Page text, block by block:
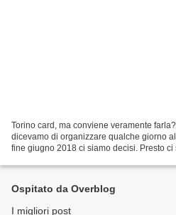
Torino card, ma conviene veramente
dicevamo di organizzare qualche giorno
fine giugno 2018 ci siamo decisi. Presto ci
Ospitato da Overblog
I migliori post